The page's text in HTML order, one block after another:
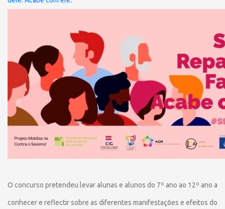
O concurso pretendeu levar alunas e alunos do 7º ano ao 12º ano a
conhecer e reflectir sobre as diferentes manifestações e efeitos do